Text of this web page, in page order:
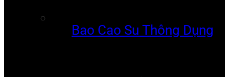
Bao Cao Su Thông Dụng